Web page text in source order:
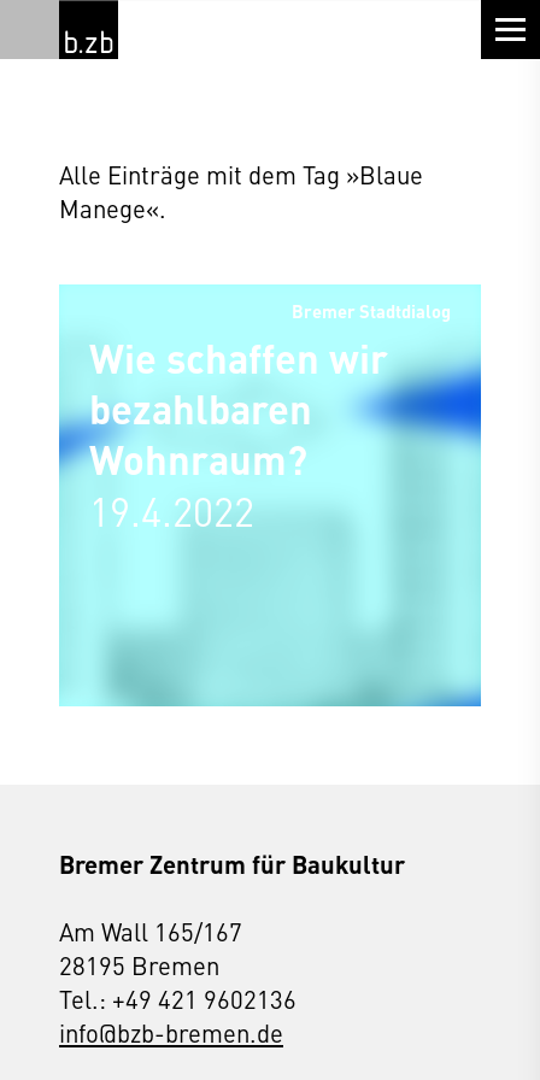
Alle Einträge mit dem Tag »Blaue
Manege«.
Bremer Stadtdialog
Wie schaffen wir
bezahlbaren
Wohnraum?
19.4.2022
Bremer Zentrum für Baukultur
Am Wall 165/167
28195 Bremen
Tel.: +49 421 9602136
info@bzb-bremen.de